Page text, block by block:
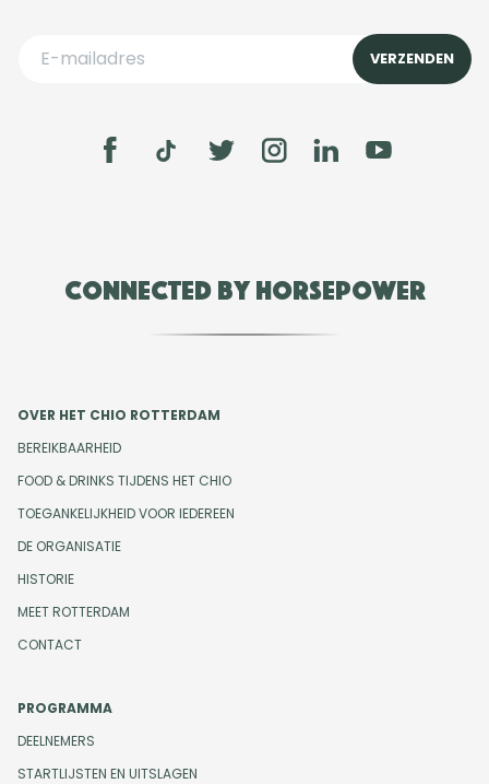
Connected by Horsepower
OVER HET CHIO ROTTERDAM
BEREIKBAARHEID
FOOD & DRINKS TIJDENS HET CHIO
TOEGANKELIJKHEID VOOR IEDEREEN
DE ORGANISATIE
HISTORIE
MEET ROTTERDAM
CONTACT
PROGRAMMA
DEELNEMERS
STARTLIJSTEN EN UITSLAGEN